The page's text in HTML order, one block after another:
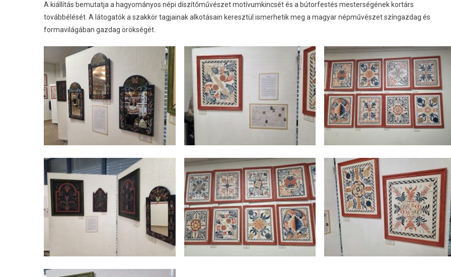
A kiállítás bemutatja a hagyományos népi díszítőművészet motívumkincsét és a bútorfestés mesterségének kortárs
továbbélését. A látogatók a szakkör tagjainak alkotásain keresztül ismerhetik meg a magyar népművészet színgazdag és
formavilágában gazdag örökségét.